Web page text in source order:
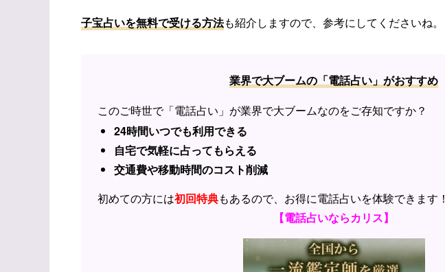
子宝占いを無料で受ける方法も紹介しますので、参考にしてくださいね。
業界で大ブームの「電話占い」がおすすめ
このご時世で「電話占い」が業界で大ブームなのをご存知ですか？
24時間いつでも利用できる
自宅で気軽に占ってもらえる
交通費や移動時間のコスト削減
初めての方には初回特典もあるので、お得に電話占いを体験できます！
【電話占いならカリス】